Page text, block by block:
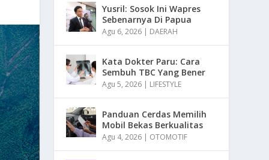
Yusril: Sosok Ini Wapres
Sebenarnya Di Papua
Agu 6, 2026 | DAERAH
Kata Dokter Paru: Cara
Sembuh TBC Yang Bener
Agu 5, 2026 | LIFESTYLE
Panduan Cerdas Memilih
Mobil Bekas Berkualitas
Agu 4, 2026 | OTOMOTIF